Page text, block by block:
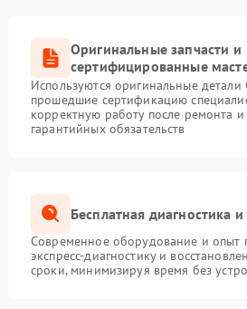
Оригинальные запчасти и
сертифицированные
Используются оригинальные детали
прошедшие сертификацию
корректную работу после ремонта
гарантийных обязательств
Бесплатная диагностика
Современное оборудование и опыт
экспресс-диагностику и
сроки, минимизируя время без